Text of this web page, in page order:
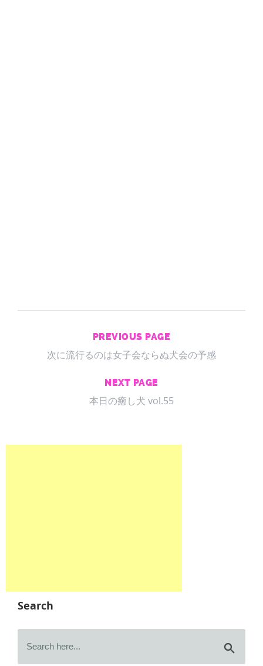
PREVIOUS PAGE
次に流行るのは女子会ならぬ犬会の予感
NEXT PAGE
本日の癒し犬 vol.55
Search